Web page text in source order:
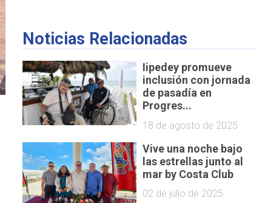
Noticias Relacionadas
Iipedey promueve
inclusión con jornada
de pasadía en
Progres...
18 de agosto de 2025
Vive una noche bajo
las estrellas junto al
mar by Costa Club
02 de julio de 2025